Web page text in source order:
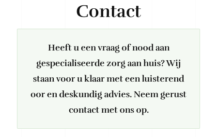
Contact
Heeft u een vraag of nood aan
gespecialiseerde zorg aan huis? Wij
staan voor u klaar met een luisterend
oor en deskundig advies. Neem gerust
contact met ons op.